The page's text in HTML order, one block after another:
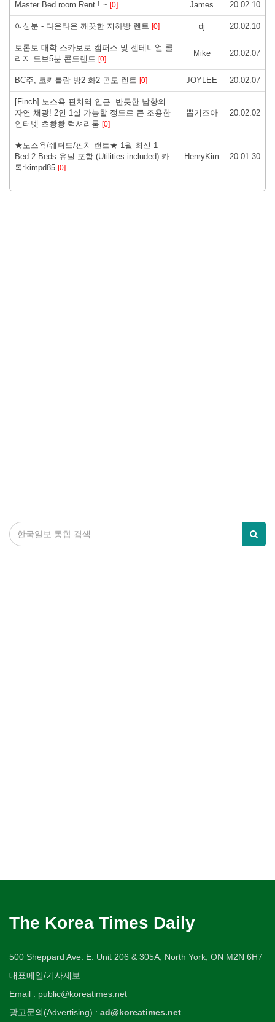
Master Bed room Rent ! ~ [0] James 20.02.10
여성분 - 다운타운 깨끗한 지하방 렌트 [0] dj 20.02.10
토론토 대학 스카보로 캠퍼스 및 센테니얼 콜
리지 도보5분 콘도렌트 [0]
Mike 20.02.07
BC주, 코키틀람 방2 화2 콘도 렌트 [0] JOYLEE 20.02.07
[Finch] 노스욕 핀치역 인근. 반듯한 남향의
자연 채광! 2인 1실 가능할 정도로 큰 조용한
인터넷 초빵빵 럭셔리룸 [0]
뽑기조아 20.02.02
★노스욕/쉐퍼드/핀치 랜트★ 1월 최신 1
Bed 2 Beds 유틸 포함 (Utilities included) 카
톡:kimpd85 [0]
HenryKim 20.01.30
The Korea Times Daily
500 Sheppard Ave. E. Unit 206 & 305A, North York, ON M2N 6H7
대표메일/기사제보
Email : public@koreatimes.net
광고문의(Advertising) : ad@koreatimes.net